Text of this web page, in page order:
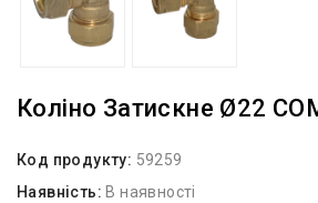
Коліно Затискне Ø22
Код продукту: 59259
Наявність: В наявності